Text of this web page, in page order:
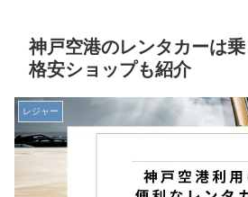
神戸空港のレンタカーは
格安ショップも紹介
レジャー